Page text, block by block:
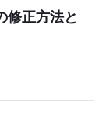
修正方法と